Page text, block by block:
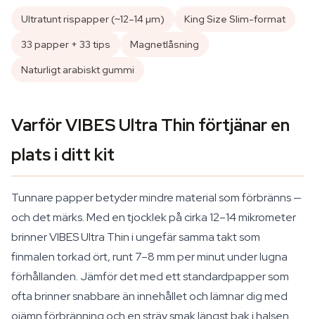
Ultratunt rispapper (~12–14 µm)
King Size Slim-format
33 papper + 33 tips
Magnetlåsning
Naturligt arabiskt gummi
Varför VIBES Ultra Thin förtjänar en
plats i ditt kit
Tunnare papper betyder mindre material som förbränns —
och det märks. Med en tjocklek på cirka 12–14 mikrometer
brinner VIBES Ultra Thin i ungefär samma takt som
finmalen torkad ört, runt 7–8 mm per minut under lugna
förhållanden. Jämför det med ett standardpapper som
ofta brinner snabbare än innehållet och lämnar dig med
ojämn förbränning och en sträv smak längst bak i halsen.